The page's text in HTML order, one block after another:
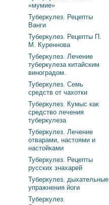
«мумие»
Туберкулез. Рецепты
Ванги
Туберкулез. Рецепты П.
М. Куреннова
Туберкулез. Лечение
туберкулеза китайским
виноградом.
Туберкулез. Семь
средств от чахотки
Туберкулез. Кумыс как
средство лечения
туберкулеза
Туберкулез. Лечение
отварами, настоями и
настойками
Туберкулез. Рецепты
русских знахарей
Туберкулез. дыхательные
упражнения йоги
Туберкулез.